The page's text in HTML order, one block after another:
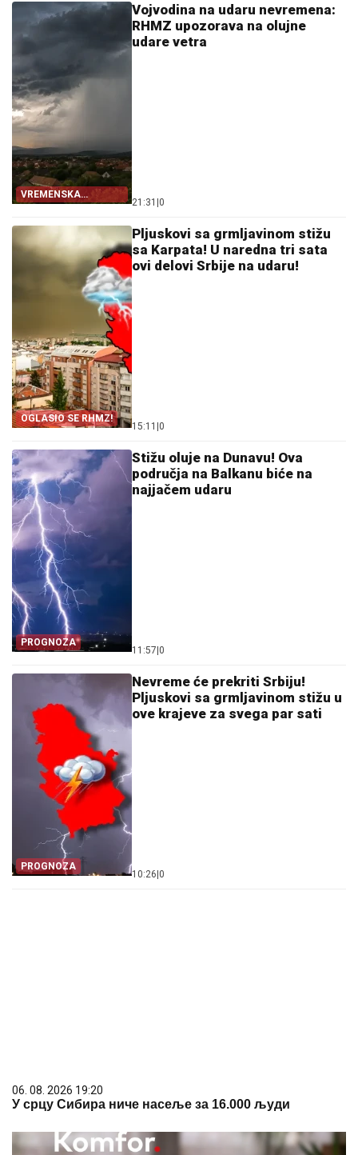
VREMENSKA
PROGNOZA
Vojvodina na udaru nevremena:
RHMZ upozorava na olujne
udare vetra
21:31 0
OGLASIO SE RHMZ!
Pljuskovi sa grmljavinom stižu
sa Karpata! U naredna tri sata
ovi delovi Srbije na udaru!
15:11 0
PROGNOZA
Stižu oluje na Dunavu! Ova
područja na Balkanu biće na
najjačem udaru
11:57 0
PROGNOZA
Nevreme će prekriti Srbiju!
Pljuskovi sa grmljavinom stižu u
ove krajeve za svega par sati
10:26 0
06. 08. 2026 19:20
У срцу Сибира ниче насеље за 16.000 људи